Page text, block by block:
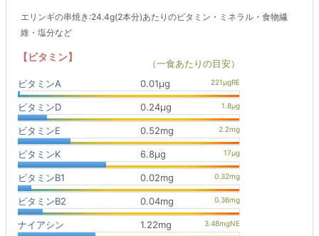
エリンギの串焼き:24.4g(2本分)あたりのビタミン・ミネラル・食物繊
維・塩分など
【ビタミン】
（一食あたりの目安）
ビタミンA
0.01μg
ビタミンD 0.24μg
ビタミンE 0.52mg
ビタミンK 6.8μg
ビタミンB1 0.02mg
ビタミンB2 0.04mg
ナイアシン 1.22mg